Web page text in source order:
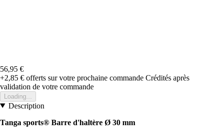
56,95 €
+2,85 € offerts sur votre prochaine commande Crédités après
validation de votre commande
Loading...
Description
Tanga sports® Barre d'haltère Ø 30 mm